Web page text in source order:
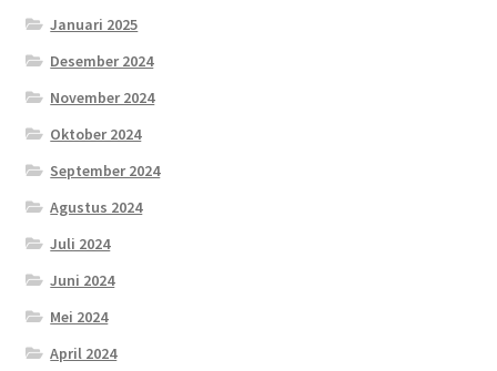
Januari 2025
Desember 2024
November 2024
Oktober 2024
September 2024
Agustus 2024
Juli 2024
Juni 2024
Mei 2024
April 2024